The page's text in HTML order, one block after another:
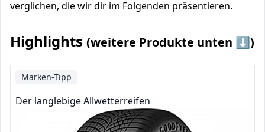
verglichen, die wir dir im Folgenden präsentieren.
Highlights (weitere Produkte unten ⬇️)
Marken-Tipp
Der langlebige Allwetterreifen